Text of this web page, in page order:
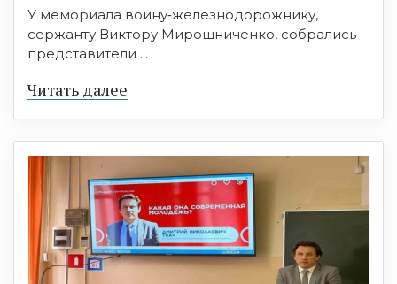
У мемориала воину‑железнодорожнику,
сержанту Виктору Мирошниченко, собрались
представители ...
Читать далее